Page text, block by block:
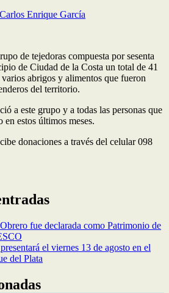
Carlos Enrique García
de tejedoras compuesta por sesenta
de Ciudad de la Costa un total de 41
varios abrigos y alimentos que fueron
del territorio.
a este grupo y a todas las personas que
en estos últimos meses.
donaciones a través del celular 098
fue declarada como Patrimonio de
el viernes 13 de agosto en el
del Plata